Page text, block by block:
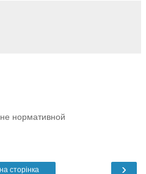
нормативной
›
сторінка